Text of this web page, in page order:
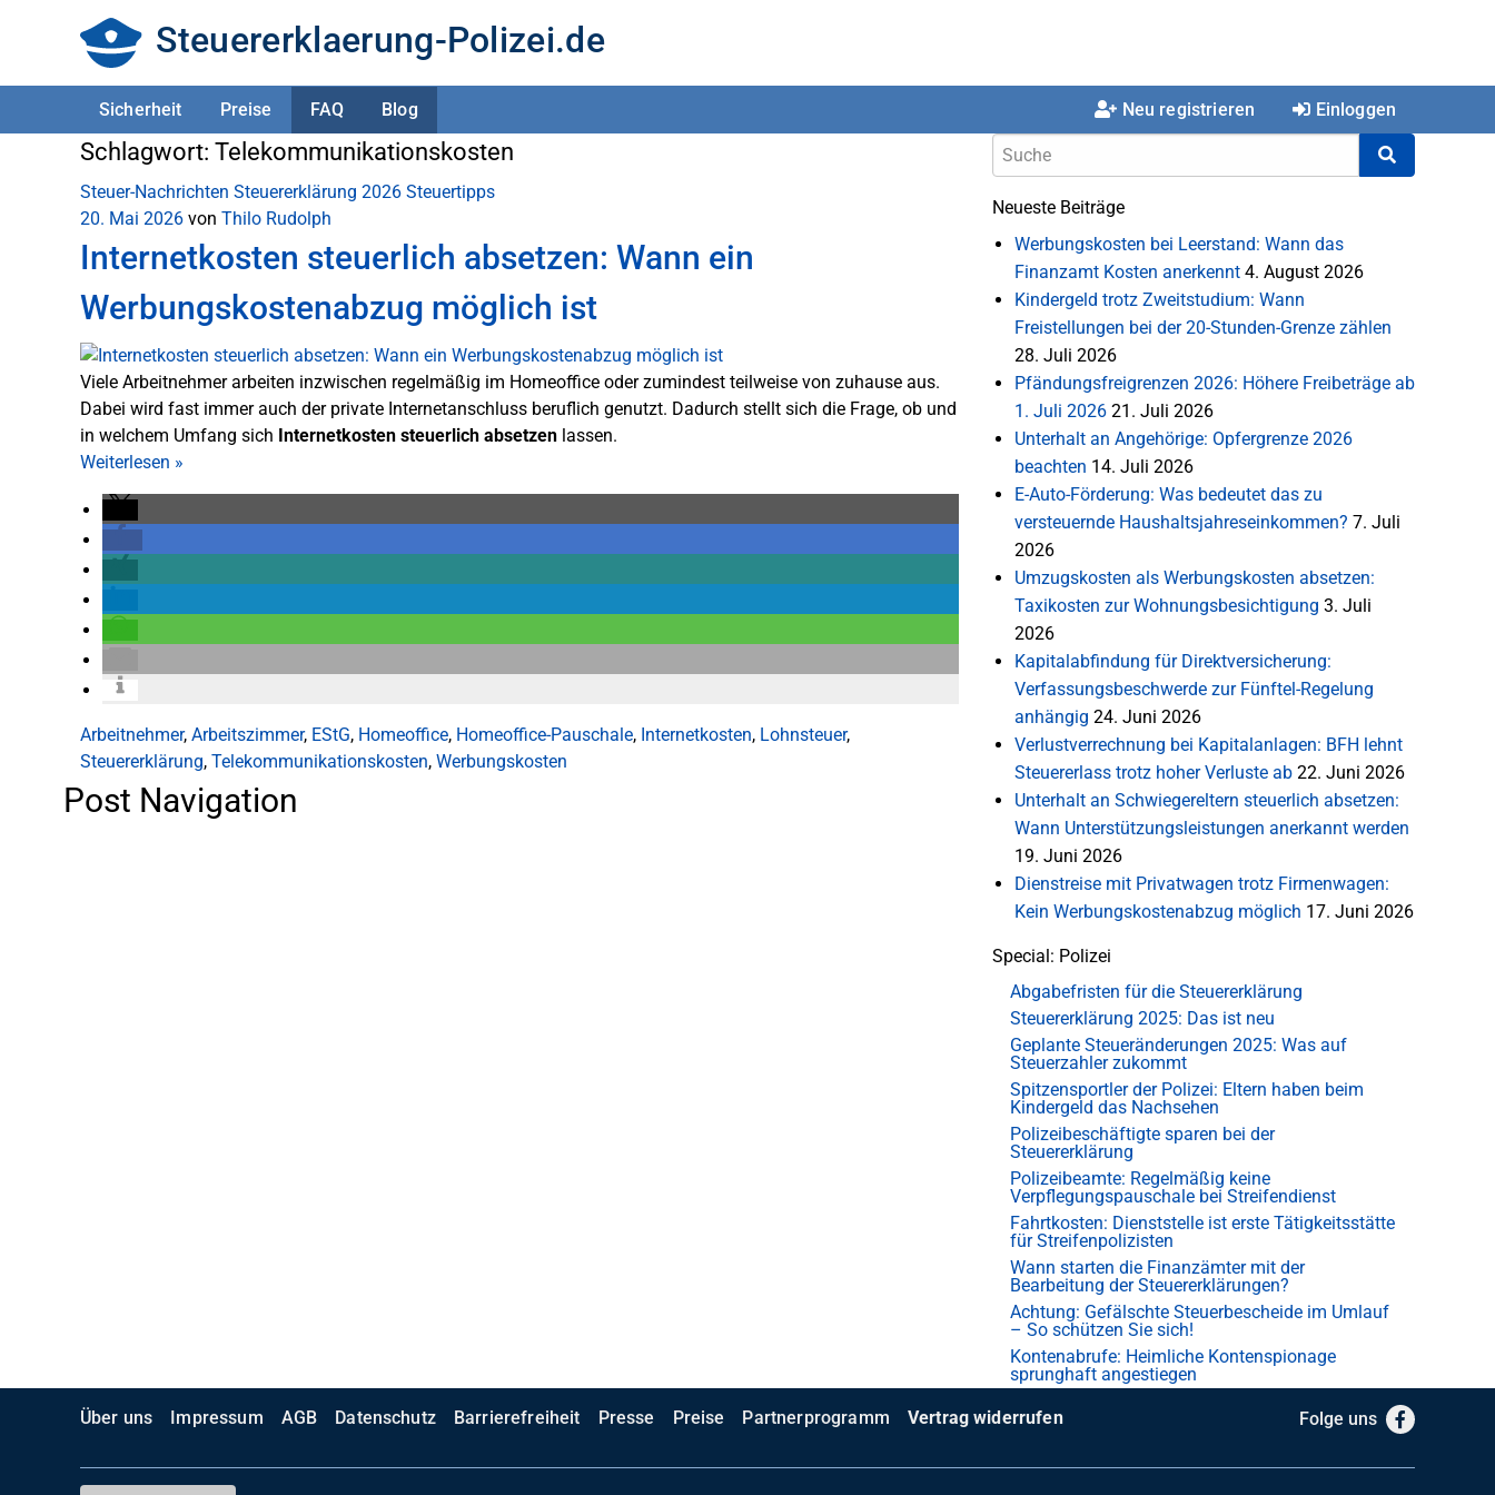
Steuererklaerung-Polizei.de
Sicherheit Preise FAQ Blog Neu registrieren Einloggen
Schlagwort: Telekommunikationskosten
Steuer-Nachrichten Steuererklärung 2026 Steuertipps
20. Mai 2026 von Thilo Rudolph
Internetkosten steuerlich absetzen: Wann ein
Werbungskostenabzug möglich ist
Viele Arbeitnehmer arbeiten inzwischen regelmäßig im Homeoffice oder zumindest teilweise von zuhause aus.
Dabei wird fast immer auch der private Internetanschluss beruflich genutzt. Dadurch stellt sich die Frage, ob und
in welchem Umfang sich Internetkosten steuerlich absetzen lassen.
Weiterlesen »
Arbeitnehmer, Arbeitszimmer, EStG, Homeoffice, Homeoffice-Pauschale, Internetkosten, Lohnsteuer,
Steuererklärung, Telekommunikationskosten, Werbungskosten
Post Navigation
Neueste Beiträge
Werbungskosten bei Leerstand: Wann das
Finanzamt Kosten anerkennt 4. August 2026
Kindergeld trotz Zweitstudium: Wann
Freistellungen bei der 20-Stunden-Grenze zählen
28. Juli 2026
Pfändungsfreigrenzen 2026: Höhere Freibeträge ab
1. Juli 2026 21. Juli 2026
Unterhalt an Angehörige: Opfergrenze 2026
beachten 14. Juli 2026
E-Auto-Förderung: Was bedeutet das zu
versteuernde Haushaltsjahreseinkommen? 7. Juli
2026
Umzugskosten als Werbungskosten absetzen:
Taxikosten zur Wohnungsbesichtigung 3. Juli
2026
Kapitalabfindung für Direktversicherung:
Verfassungsbeschwerde zur Fünftel-Regelung
anhängig 24. Juni 2026
Verlustverrechnung bei Kapitalanlagen: BFH lehnt
Steuererlass trotz hoher Verluste ab 22. Juni 2026
Unterhalt an Schwiegereltern steuerlich absetzen:
Wann Unterstützungsleistungen anerkannt werden
19. Juni 2026
Dienstreise mit Privatwagen trotz Firmenwagen:
Kein Werbungskostenabzug möglich 17. Juni 2026
Special: Polizei
Abgabefristen für die Steuererklärung
Steuererklärung 2025: Das ist neu
Geplante Steueränderungen 2025: Was auf
Steuerzahler zukommt
Spitzensportler der Polizei: Eltern haben beim
Kindergeld das Nachsehen
Polizeibeschäftigte sparen bei der
Steuererklärung
Polizeibeamte: Regelmäßig keine
Verpflegungspauschale bei Streifendienst
Fahrtkosten: Dienststelle ist erste Tätigkeitsstätte
für Streifenpolizisten
Wann starten die Finanzämter mit der
Bearbeitung der Steuererklärungen?
Achtung: Gefälschte Steuerbescheide im Umlauf
– So schützen Sie sich!
Kontenabrufe: Heimliche Kontenspionage
sprunghaft angestiegen
Über uns Impressum AGB Datenschutz Barrierefreiheit Presse Preise Partnerprogramm Vertrag widerrufen Folge uns Facebook